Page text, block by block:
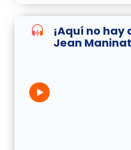
¡Aquí no
Jean Maninat